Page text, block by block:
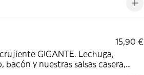
15,90 €
GIGANTE. Lechuga,
y nuestras salsas casera,